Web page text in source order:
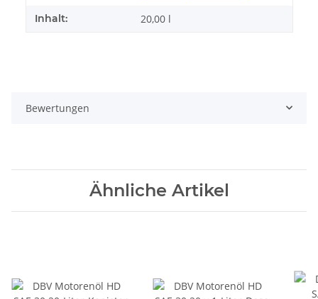
Inhalt: 20,00 l
Bewertungen
Ähnliche Artikel